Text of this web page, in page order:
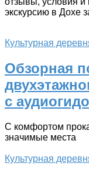
экскурсию в Дохе
Культурная
Обзорная
с
С комфортом
значимые места
Культурная